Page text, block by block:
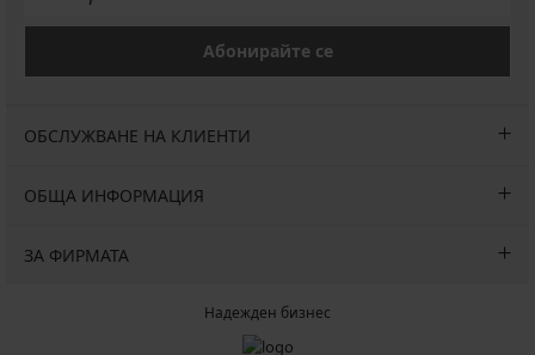
Абонирайте се
ОБСЛУЖВАНЕ НА КЛИЕНТИ
ОБЩА ИНФОРМАЦИЯ
ЗА ФИРМАТА
Надежден бизнес